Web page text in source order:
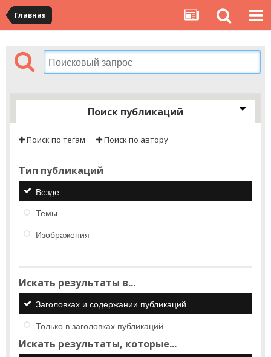
Главная
Поиск публикаций
Поиск по тегам Поиск по автору
Тип публикаций
Везде
Темы
Изображения
Искать результаты в...
Заголовках и содержании публикаций
Только в заголовках публикаций
Искать результаты, которые...